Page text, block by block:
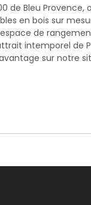
de Bleu
en bois sur
de
intemporel
sur notre